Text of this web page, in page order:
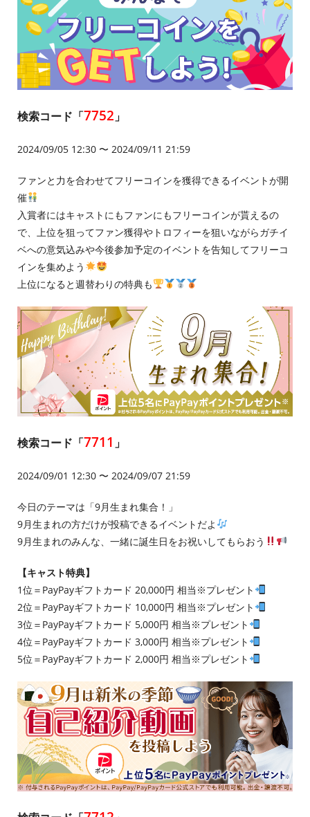
検索コード「7752 」
2024/09/05 12:30 〜 2024/09/11 21:59
ファンと力を合わせてフリーコインを獲得できるイベントが開
催
入賞者にはキャストにもファンにもフリーコインが貰えるの
で、上位を狙ってファン獲得やトロフィーを狙いながらガチイ
ベへの意気込みや今後参加予定のイベントを告知してフリーコ
インを集めよう
上位になると週替わりの特典も
検索コード「7711 」
2024/09/01 12:30 〜 2024/09/07 21:59
今日のテーマは「9月生まれ集合！」
9月生まれの方だけが投稿できるイベントだよ
9月生まれのみんな、一緒に誕生日をお祝いしてもらおう
【キャスト特典】
1位＝PayPayギフトカード 20,000円 相当※プレゼント
2位＝PayPayギフトカード 10,000円 相当※プレゼント
3位＝PayPayギフトカード 5,000円 相当※プレゼント
4位＝PayPayギフトカード 3,000円 相当※プレゼント
5位＝PayPayギフトカード 2,000円 相当※プレゼント